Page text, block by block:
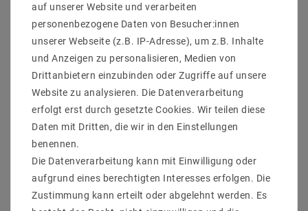
In den Warenkorb
auf unserer Website und verarbeiten
personenbezogene Daten von Besucher:innen
unserer Webseite (z.B. IP-Adresse), um z.B. Inhalte
und Anzeigen zu personalisieren, Medien von
Drittanbietern einzubinden oder Zugriffe auf unsere
Website zu analysieren. Die Datenverarbeitung
erfolgt erst durch gesetzte Cookies. Wir teilen diese
Daten mit Dritten, die wir in den Einstellungen
benennen.
Die Datenverarbeitung kann mit Einwilligung oder
aufgrund eines berechtigten Interesses erfolgen. Die
Zustimmung kann erteilt oder abgelehnt werden. Es